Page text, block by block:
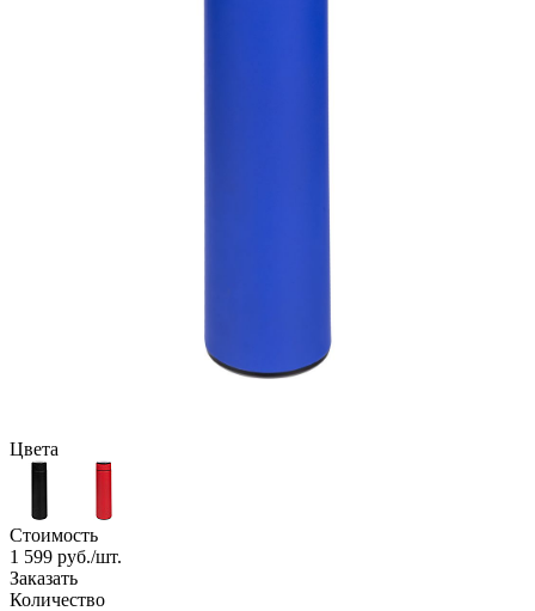
Цвета
Стоимость
1 599 руб./шт.
Заказать
Количество